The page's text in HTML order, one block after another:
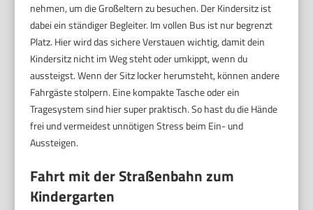
nehmen, um die Großeltern zu besuchen. Der Kindersitz ist
dabei ein ständiger Begleiter. Im vollen Bus ist nur begrenzt
Platz. Hier wird das sichere Verstauen wichtig, damit dein
Kindersitz nicht im Weg steht oder umkippt, wenn du
aussteigst. Wenn der Sitz locker herumsteht, können andere
Fahrgäste stolpern. Eine kompakte Tasche oder ein
Tragesystem sind hier super praktisch. So hast du die Hände
frei und vermeidest unnötigen Stress beim Ein- und
Aussteigen.
Fahrt mit der Straßenbahn zum
Kindergarten